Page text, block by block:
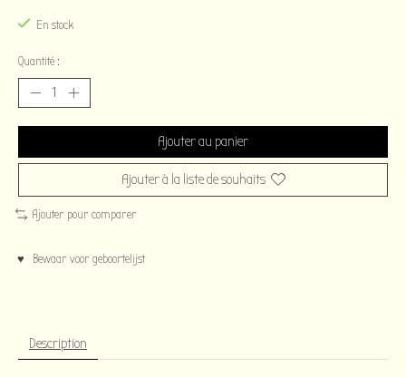
En stock
Quantité :
Ajouter au panier
Ajouter à la liste de souhaits
Ajouter pour comparer
♥ Bewaar voor geboortelijst
Description